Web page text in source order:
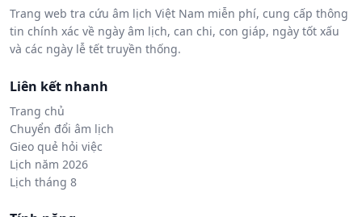
Trang web tra cứu âm lịch Việt Nam miễn phí, cung cấp thông
tin chính xác về ngày âm lịch, can chi, con giáp, ngày tốt xấu
và các ngày lễ tết truyền thống.
Liên kết nhanh
Trang chủ
Chuyển đổi âm lịch
Gieo quẻ hỏi việc
Lịch năm 2026
Lịch tháng 8